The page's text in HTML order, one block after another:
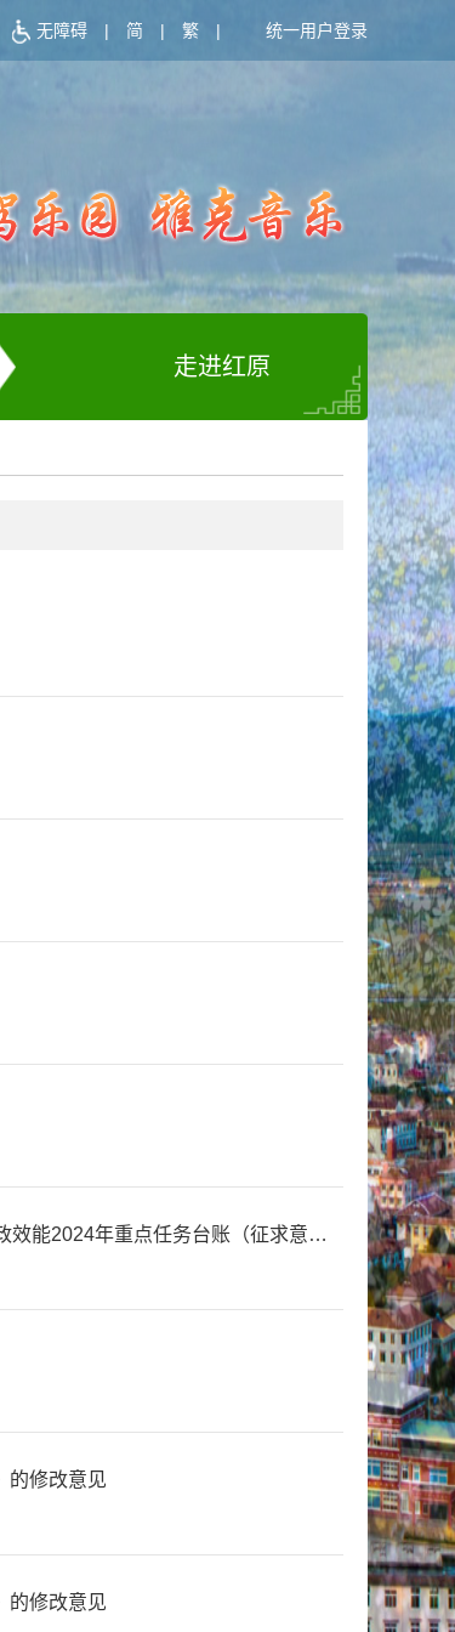
无障碍 | 简 | 繁 | 统一用户登录
走进红原
红原县推进政府职能转变和“放管服”改革当政务公开协调小组办公室关于再次征求《红原县优化政务服务提升行政效能2024年重点任务台账（征求意见稿）》意见的函
的修改意见
的修改意见